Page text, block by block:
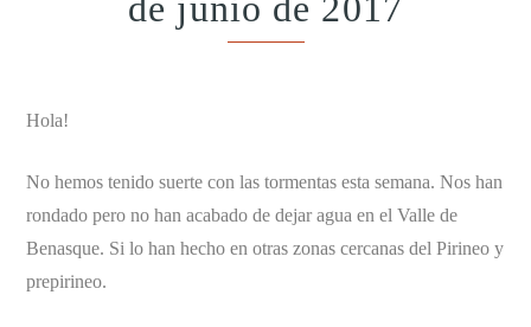
Hola!
No hemos tenido suerte con las tormentas esta semana. Nos han
rondado pero no han acabado de dejar agua en el Valle de
Benasque. Si lo han hecho en otras zonas cercanas del Pirineo y
prepirineo.